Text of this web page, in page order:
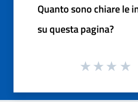
Quanto sono chiare le
su questa pagina?